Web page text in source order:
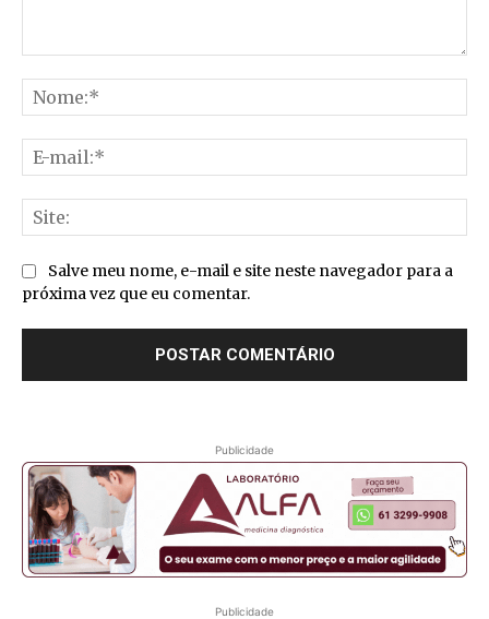
Salve meu nome, e-mail e site neste navegador para a
próxima vez que eu comentar.
Publicidade
Publicidade